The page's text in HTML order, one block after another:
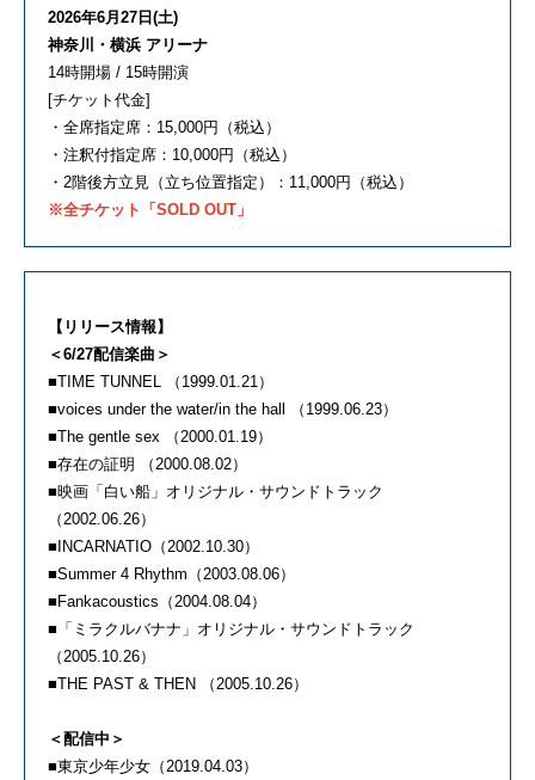
2026年6月27日(土)
神奈川・横浜 アリーナ
14時開場 / 15時開演
[チケット代金]
・全席指定席：15,000円（税込）
・注釈付指定席：10,000円（税込）
・2階後方立見（立ち位置指定）：11,000円（税込）
※全チケット「SOLD OUT」
【リリース情報】
＜6/27配信楽曲＞
■TIME TUNNEL （1999.01.21）
■voices under the water/in the hall （1999.06.23）
■The gentle sex （2000.01.19）
■存在の証明 （2000.08.02）
■映画「白い船」オリジナル・サウンドトラック
（2002.06.26）
■INCARNATIO（2002.10.30）
■Summer 4 Rhythm（2003.08.06）
■Fankacoustics（2004.08.04）
■「ミラクルバナナ」オリジナル・サウンドトラック
（2005.10.26）
■THE PAST & THEN （2005.10.26）
＜配信中＞
■東京少年少女（2019.04.03）